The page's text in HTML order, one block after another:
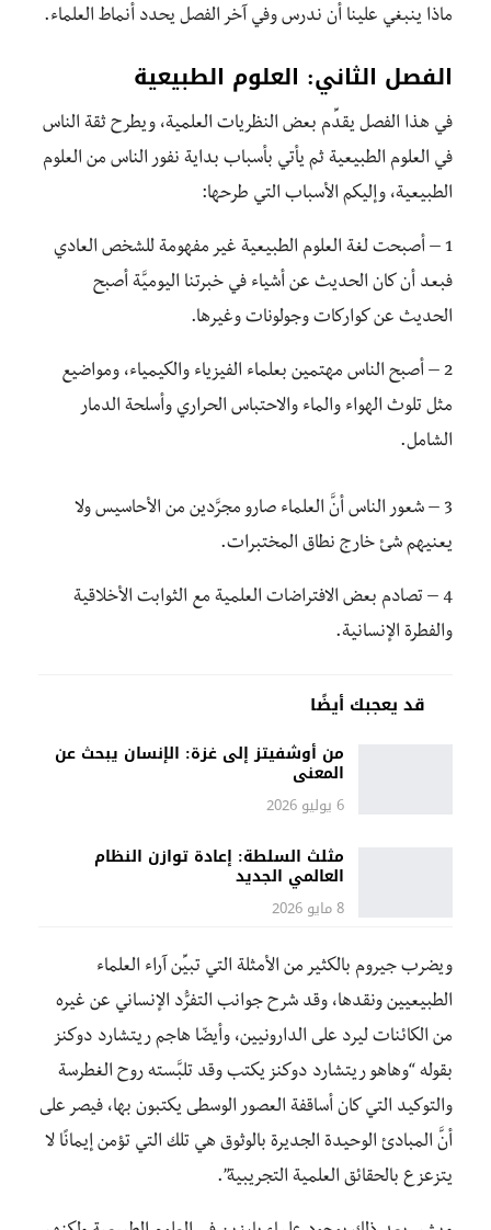
ماذا ينبغي علينا أن ندرس وفي آخر الفصل يحدد أنماط العلماء.
الفصل الثاني: العلوم الطبيعية
في هذا الفصل يقدِّم بعض النظريات العلمية، ويطرح ثقة الناس
في العلوم الطبيعية ثم يأتي بأسباب بداية نفور الناس من العلوم
الطبيعية، وإليكم الأسباب التي طرحها:
1 – أصبحت لغة العلوم الطبيعية غير مفهومة للشخص العادي
فبعد أن كان الحديث عن أشياء في خبرتنا اليوميَّة أصبح
الحديث عن كواركات وجولونات وغيرها.
2 – أصبح الناس مهتمين بعلماء الفيزياء والكيمياء، ومواضيع
مثل تلوث الهواء والماء والاحتباس الحراري وأسلحة الدمار
الشامل.
3 – شعور الناس أنَّ العلماء صارو مجرَّدين من الأحاسيس ولا
يعنيهم شئ خارج نطاق المختبرات.
4 – تصادم بعض الافتراضات العلمية مع الثوابت الأخلاقية
والفطرة الإنسانية.
قد يعجبك أيضًا
من أوشفيتز إلى غزة: الإنسان يبحث عن
المعنى
6 يوليو 2026
مثلث السلطة: إعادة توازن النظام
العالمي الجديد
8 مايو 2026
ويضرب جيروم بالكثير من الأمثلة التي تبيِّن آراء العلماء
الطبيعيين ونقدها، وقد شرح جوانب التفرُّد الإنساني عن غيره
من الكائنات ليرد على الدارونيين، وأيضّا هاجم ريتشارد دوكنز
بقوله “وهاهو ريتشارد دوكنز يكتب وقد تلبَّسته روح الغطرسة
والتوكيد التي كان أساقفة العصور الوسطى يكتبون بها، فيصر على
أنَّ المبادئ الوحيدة الجديرة بالوثوق هي تلك التي تؤمن إيمانًا لا
يتزعزع بالحقائق العلمية التجريبية”.